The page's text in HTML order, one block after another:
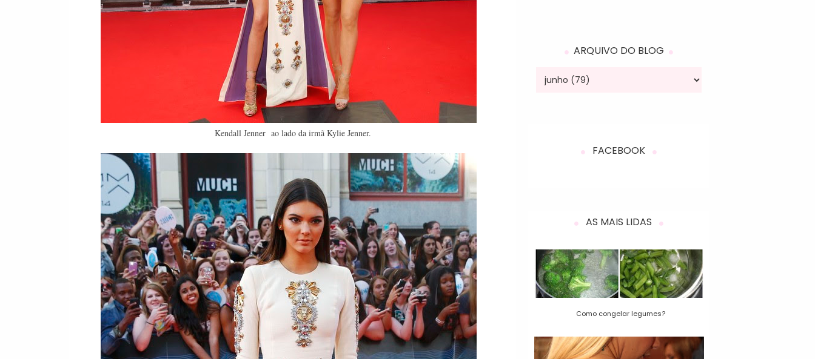
Kendall Jenner ao lado da irmã Kylie Jenner.
ARQUIVO DO BLOG
FACEBOOK
AS MAIS LIDAS
Como congelar legumes?